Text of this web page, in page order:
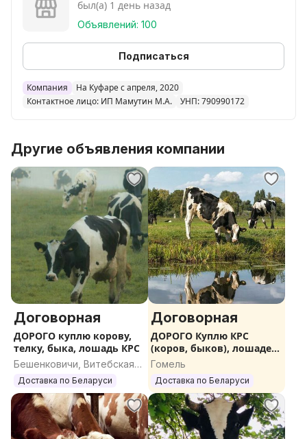
был(а) 1 день назад
Объявлений: 100
Подписаться
Компания
На Куфаре с апреля, 2020
Контактное лицо: ИП Мамутин М.А.
УНП: 790990172
Другие объявления компании
Договорная
ДОРОГО куплю корову,
телку, быка, лошадь КРС
Бешенковичи, Витебская
область
Доставка по Беларуси
Договорная
ДОРОГО Куплю КРС
(коров, быков), лошадей,
жеребят
Гомель
Доставка по Беларуси